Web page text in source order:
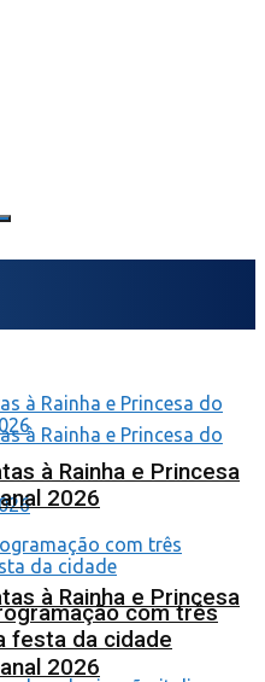
à Rainha e Princesa
2026
à Rainha e Princesa
2026
com três
festa da cidade